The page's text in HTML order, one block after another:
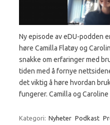
Ny episode av eDU-podden
høre Camilla Flatøy og
snakke om erfaringer med
tiden med å fornye
det viktig å høre hvordan
fungerer. Camilla og
Kategori: Nyheter Podkast